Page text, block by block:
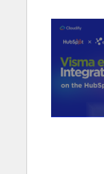
flecha
para
otros
elementos